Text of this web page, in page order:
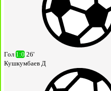
Гол 1:0 26'
Кушкумбаев Д